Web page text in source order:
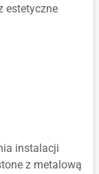
estetyczne
instalacji
z metalową